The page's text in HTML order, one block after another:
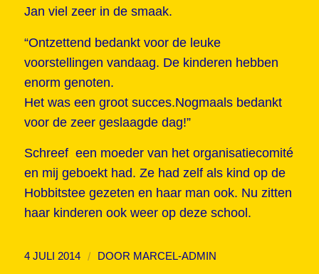
Jan viel zeer in de smaak.
“Ontzettend bedankt voor de leuke
voorstellingen vandaag. De kinderen hebben
enorm genoten.
Het was een groot succes.Nogmaals bedankt
voor de zeer geslaagde dag!”
Schreef een moeder van het organisatiecomité
en mij geboekt had. Ze had zelf als kind op de
Hobbitstee gezeten en haar man ook. Nu zitten
haar kinderen ook weer op deze school.
4 JULI 2014 / DOOR MARCEL-ADMIN